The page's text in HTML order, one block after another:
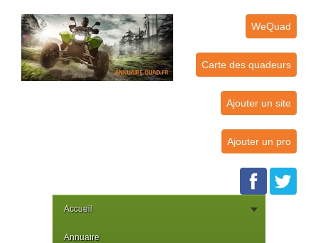
WeQuad
Carte des quadeurs
Ajouter un site
Ajouter un pro
Accueil
Annuaire